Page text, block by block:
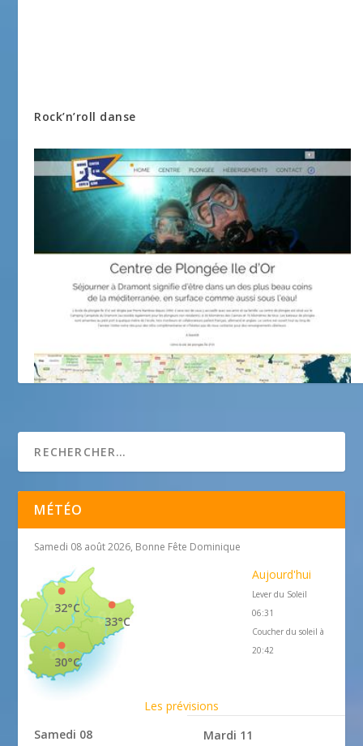
Rock’n’roll danse
MÉTÉO
Samedi 08 août 2026, Bonne Fête Dominique
33°C
32°C
30°C
Aujourd'hui
Lever du Soleil
06:31
Coucher du soleil à
20:42
Les prévisions
Samedi 08
Mardi 11